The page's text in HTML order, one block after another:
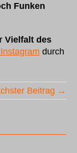
Funken
Vielfalt des
durch
Beitrag →